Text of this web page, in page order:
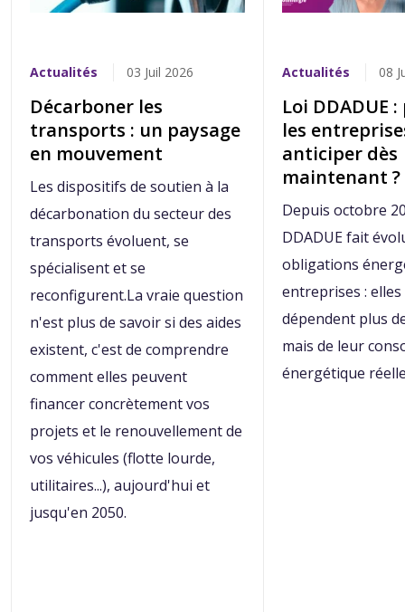
Actualités 03 Juil 2026
Décarboner les
transports : un paysage
en mouvement
Les dispositifs de soutien à la
décarbonation du secteur des
transports évoluent, se
spécialisent et se
reconfigurent.La vraie question
n'est plus de savoir si des aides
existent, c'est de comprendre
comment elles peuvent
financer concrètement vos
projets et le renouvellement de
vos véhicules (flotte lourde,
utilitaires...), aujourd'hui et
jusqu'en 2050.
Actualités 08
Loi DDADUE
les
anticiper dès
maintenant ?
Depuis octobre
DDADUE fait
obligations
entreprises : elles
dépendent plus
mais de leur
énergétique